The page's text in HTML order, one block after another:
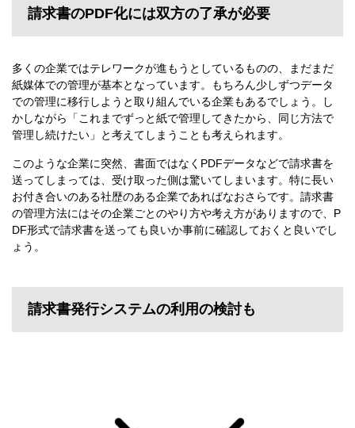
請求書のPDF化には双方の了承が必要
多くの企業ではテレワークが進もうとしているものの、まだまだ
紙媒体での管理が基本となっています。もちろん少しずつデータ
での管理に移行しようと取り組んでいる企業もあるでしょう。し
かしながら「これまでずっと紙で管理してきたから、同じ方法で
管理し続けたい」と考えてしまうことも考えられます。
このような企業に突然、書面ではなくPDFデータなどで請求書を
送ってしまっては、受け取った側は驚いてしまいます。特に長い
お付き合いのある社歴のある企業であればなおさらです。請求書
の管理方法にはその企業ごとのやり方や考え方がありますので、P
DF形式で請求書を送っても良いか事前に確認しておくと良いでし
ょう。
請求書発行システムの利用の検討も